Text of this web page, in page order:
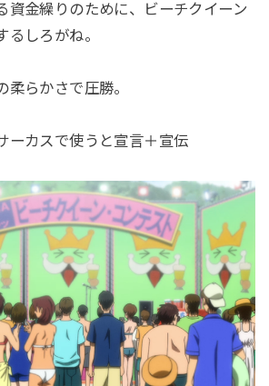
資金繰りのために、ビーチクイーン
るしろがね。
柔らかさで圧勝。
ーカスで使うと宣言＋宣伝